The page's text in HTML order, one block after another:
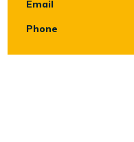
Email
Phone